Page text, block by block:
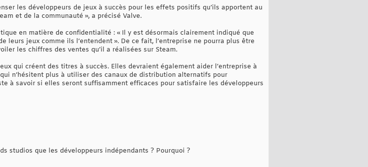
les développeurs de jeux à succès pour les effets positifs qu’ils apportent au
et de la communauté », a précisé Valve.
en matière de confidentialité : « Il y est désormais clairement indiqué que
leurs jeux comme ils l’entendent ». De ce fait, l’entreprise ne pourra plus être
les chiffres des ventes qu’il a réalisées sur Steam.
qui créent des titres à succès. Elles devraient également aider l’entreprise à
n’hésitent plus à utiliser des canaux de distribution alternatifs pour
à savoir si elles seront suffisamment efficaces pour satisfaire les développeurs
studios que les développeurs indépendants ? Pourquoi ?